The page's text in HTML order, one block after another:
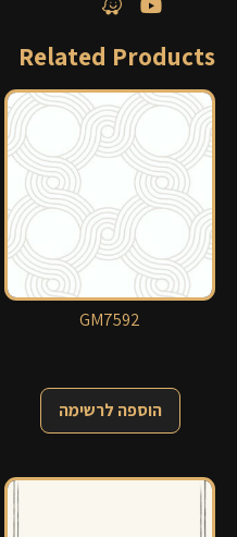
Related Products
GM7592
הוספה לרשימה